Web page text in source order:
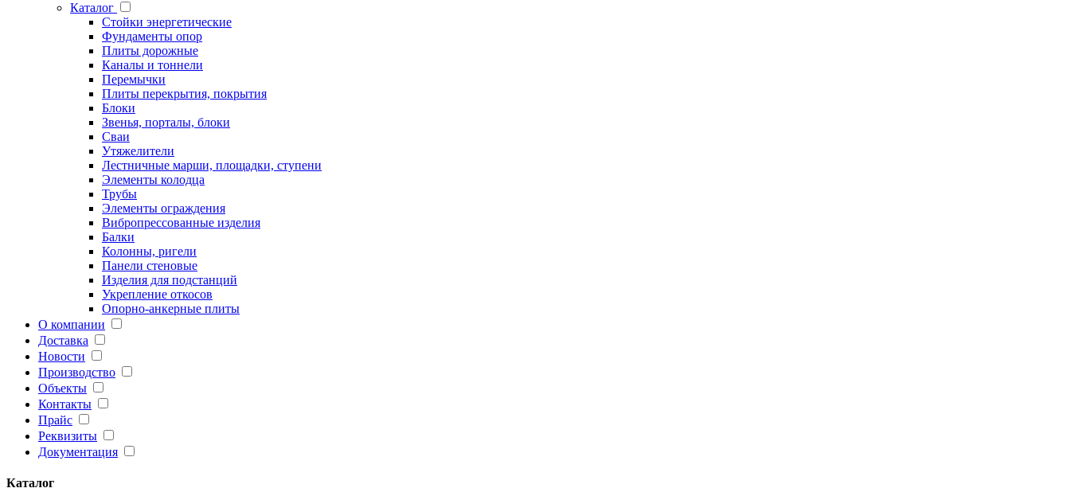
Каталог
Стойки энергетические
Фундаменты опор
Плиты дорожные
Каналы и тоннели
Перемычки
Плиты перекрытия, покрытия
Блоки
Звенья, порталы, блоки
Сваи
Утяжелители
Лестничные марши, площадки, ступени
Элементы колодца
Трубы
Элементы ограждения
Вибропрессованные изделия
Балки
Колонны, ригели
Панели стеновые
Изделия для подстанций
Укрепление откосов
Опорно-анкерные плиты
О компании
Доставка
Новости
Производство
Объекты
Контакты
Прайс
Реквизиты
Документация
Каталог